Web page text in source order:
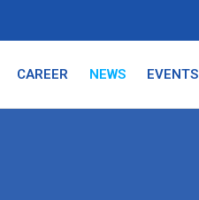
CAREER NEWS EVENTS